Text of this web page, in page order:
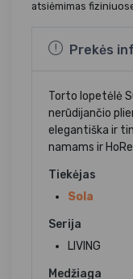
atsiėmimas
Prekės
Torto lopetėlė
nerūdijančio
elegantiška ir
namams ir
Tiekėjas
Sola
Serija
LIVING
Medžiaga